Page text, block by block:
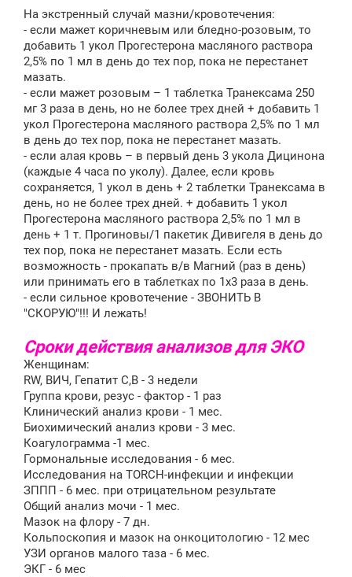
На экстренный случай мазни/кровотечения:
- если мажет коричневым или бледно-розовым, то
добавить 1 укол Прогестерона масляного раствора
2,5% по 1 мл в день до тех пор, пока не перестанет
мазать.
- если мажет розовым – 1 таблетка Транексама 250
мг 3 раза в день, но не более трех дней + добавить 1
укол Прогестерона масляного раствора 2,5% по 1 мл
в день до тех пор, пока не перестанет мазать.
- если алая кровь – в первый день 3 укола Дицинона
(каждые 4 часа по уколу). Далее, если кровь
сохраняется, 1 укол в день + 2 таблетки Транексама в
день, но не более трех дней. + добавить 1 укол
Прогестерона масляного раствора 2,5% по 1 мл в
день + 1 т. Прогиновы/1 пакетик Дивигеля в день до
тех пор, пока не перестанет мазать. Если есть
возможность - прокапать в/в Магний (раз в день)
или принимать его в таблетках по 1х3 раза в день.
- если сильное кровотечение - ЗВОНИТЬ В
"СКОРУЮ"!!! И лежать!
Сроки действия анализов для ЭКО
Женщинам:
RW, ВИЧ, Гепатит С,В - 3 недели
Группа крови, резус - фактор - 1 раз
Клинический анализ крови - 1 мес.
Биохимический анализ крови - 3 мес.
Коагулограмма -1 мес.
Гормональные исследования - 6 мес.
Исследования на TORCH-инфекции и инфекции
ЗППП - 6 мес. при отрицательном результате
Общий анализ мочи - 1 мес.
Мазок на флору - 7 дн.
Кольпоскопия и мазок на онкоцитологию - 12 мес
УЗИ органов малого таза - 6 мес.
ЭКГ - 6 мес